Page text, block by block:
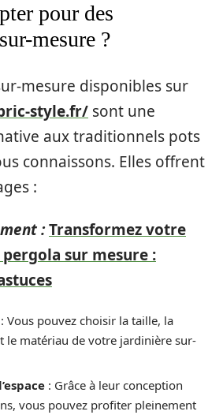
pour des
mesure ?
mesure disponibles sur
style.fr/ sont une
aux traditionnels pots
connaissons. Elles offrent
:
:Transformez votre
sur mesure :
: Vous pouvez choisir la taille, la
le matériau de votre jardinière sur-
: Grâce à leur conception
vous pouvez profiter pleinement